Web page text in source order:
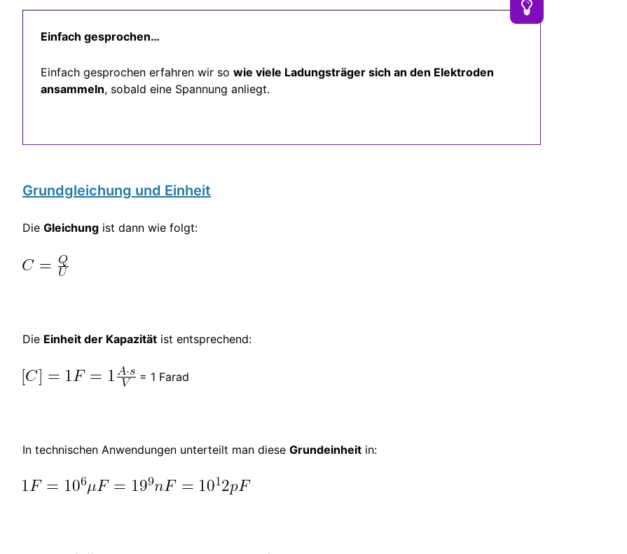
Einfach gesprochen…
Einfach gesprochen erfahren wir so wie viele Ladungsträger sich an den Elektroden
ansammeln, sobald eine Spannung anliegt.
Grundgleichung und Einheit
Die Gleichung ist dann wie folgt:
Die Einheit der Kapazität ist entsprechend:
= 1 Farad
In technischen Anwendungen unterteilt man diese Grundeinheit in: